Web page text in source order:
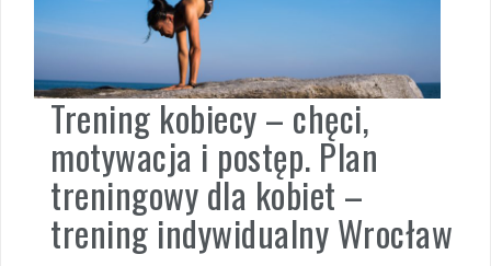
Trening kobiecy – chęci,
motywacja i postęp. Plan
treningowy dla kobiet –
trening indywidualny Wrocław